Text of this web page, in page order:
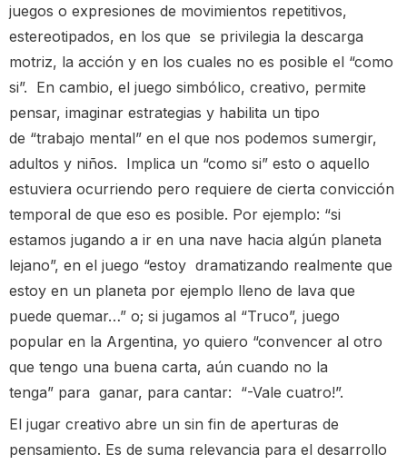
juegos o expresiones de movimientos repetitivos,
estereotipados, en los que se privilegia la descarga
motriz, la acción y en los cuales no es posible el “como
si”. En cambio, el juego simbólico, creativo, permite
pensar, imaginar estrategias y habilita un tipo
de “trabajo mental” en el que nos podemos sumergir,
adultos y niños. Implica un “como si” esto o aquello
estuviera ocurriendo pero requiere de cierta convicción
temporal de que eso es posible. Por ejemplo: “si
estamos jugando a ir en una nave hacia algún planeta
lejano”, en el juego “estoy dramatizando realmente que
estoy en un planeta por ejemplo lleno de lava que
puede quemar…” o; si jugamos al “Truco”, juego
popular en la Argentina, yo quiero “convencer al otro
que tengo una buena carta, aún cuando no la
tenga” para ganar, para cantar: “-Vale cuatro!”.
El jugar creativo abre un sin fin de aperturas de
pensamiento. Es de suma relevancia para el desarrollo